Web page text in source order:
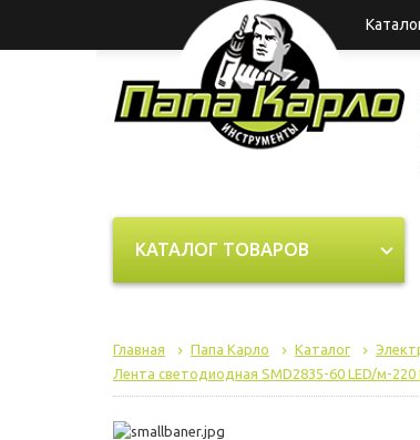
КАТАЛОГ ТОВАРОВ
Главная Папа Карло Каталог
Лента светодиодная SMD2835-60 LED/м-